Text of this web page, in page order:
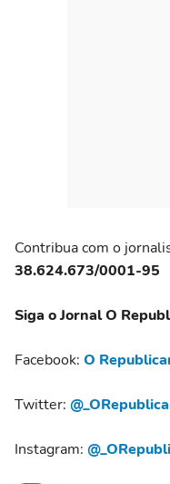
Contribua com o
38.624.673/0001-95
Siga o Jornal O
Facebook: O
Twitter:
Instagram: